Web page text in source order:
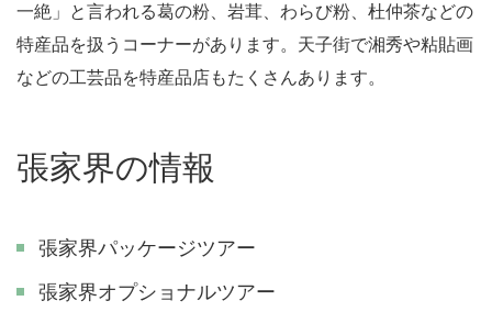
一絶」と言われる葛の粉、岩茸、わらび粉、杜仲茶などの
特産品を扱うコーナーがあります。天子街で湘秀や粘貼画
などの工芸品を特産品店もたくさんあります。
張家界の情報
張家界パッケージツアー
張家界オプショナルツアー